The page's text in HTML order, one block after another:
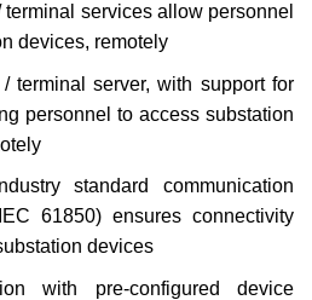
services allow personnel
devices, remotely
terminal server, with support for
personnel to access substation
standard communication
61850) ensures connectivity
devices
with pre-configured device